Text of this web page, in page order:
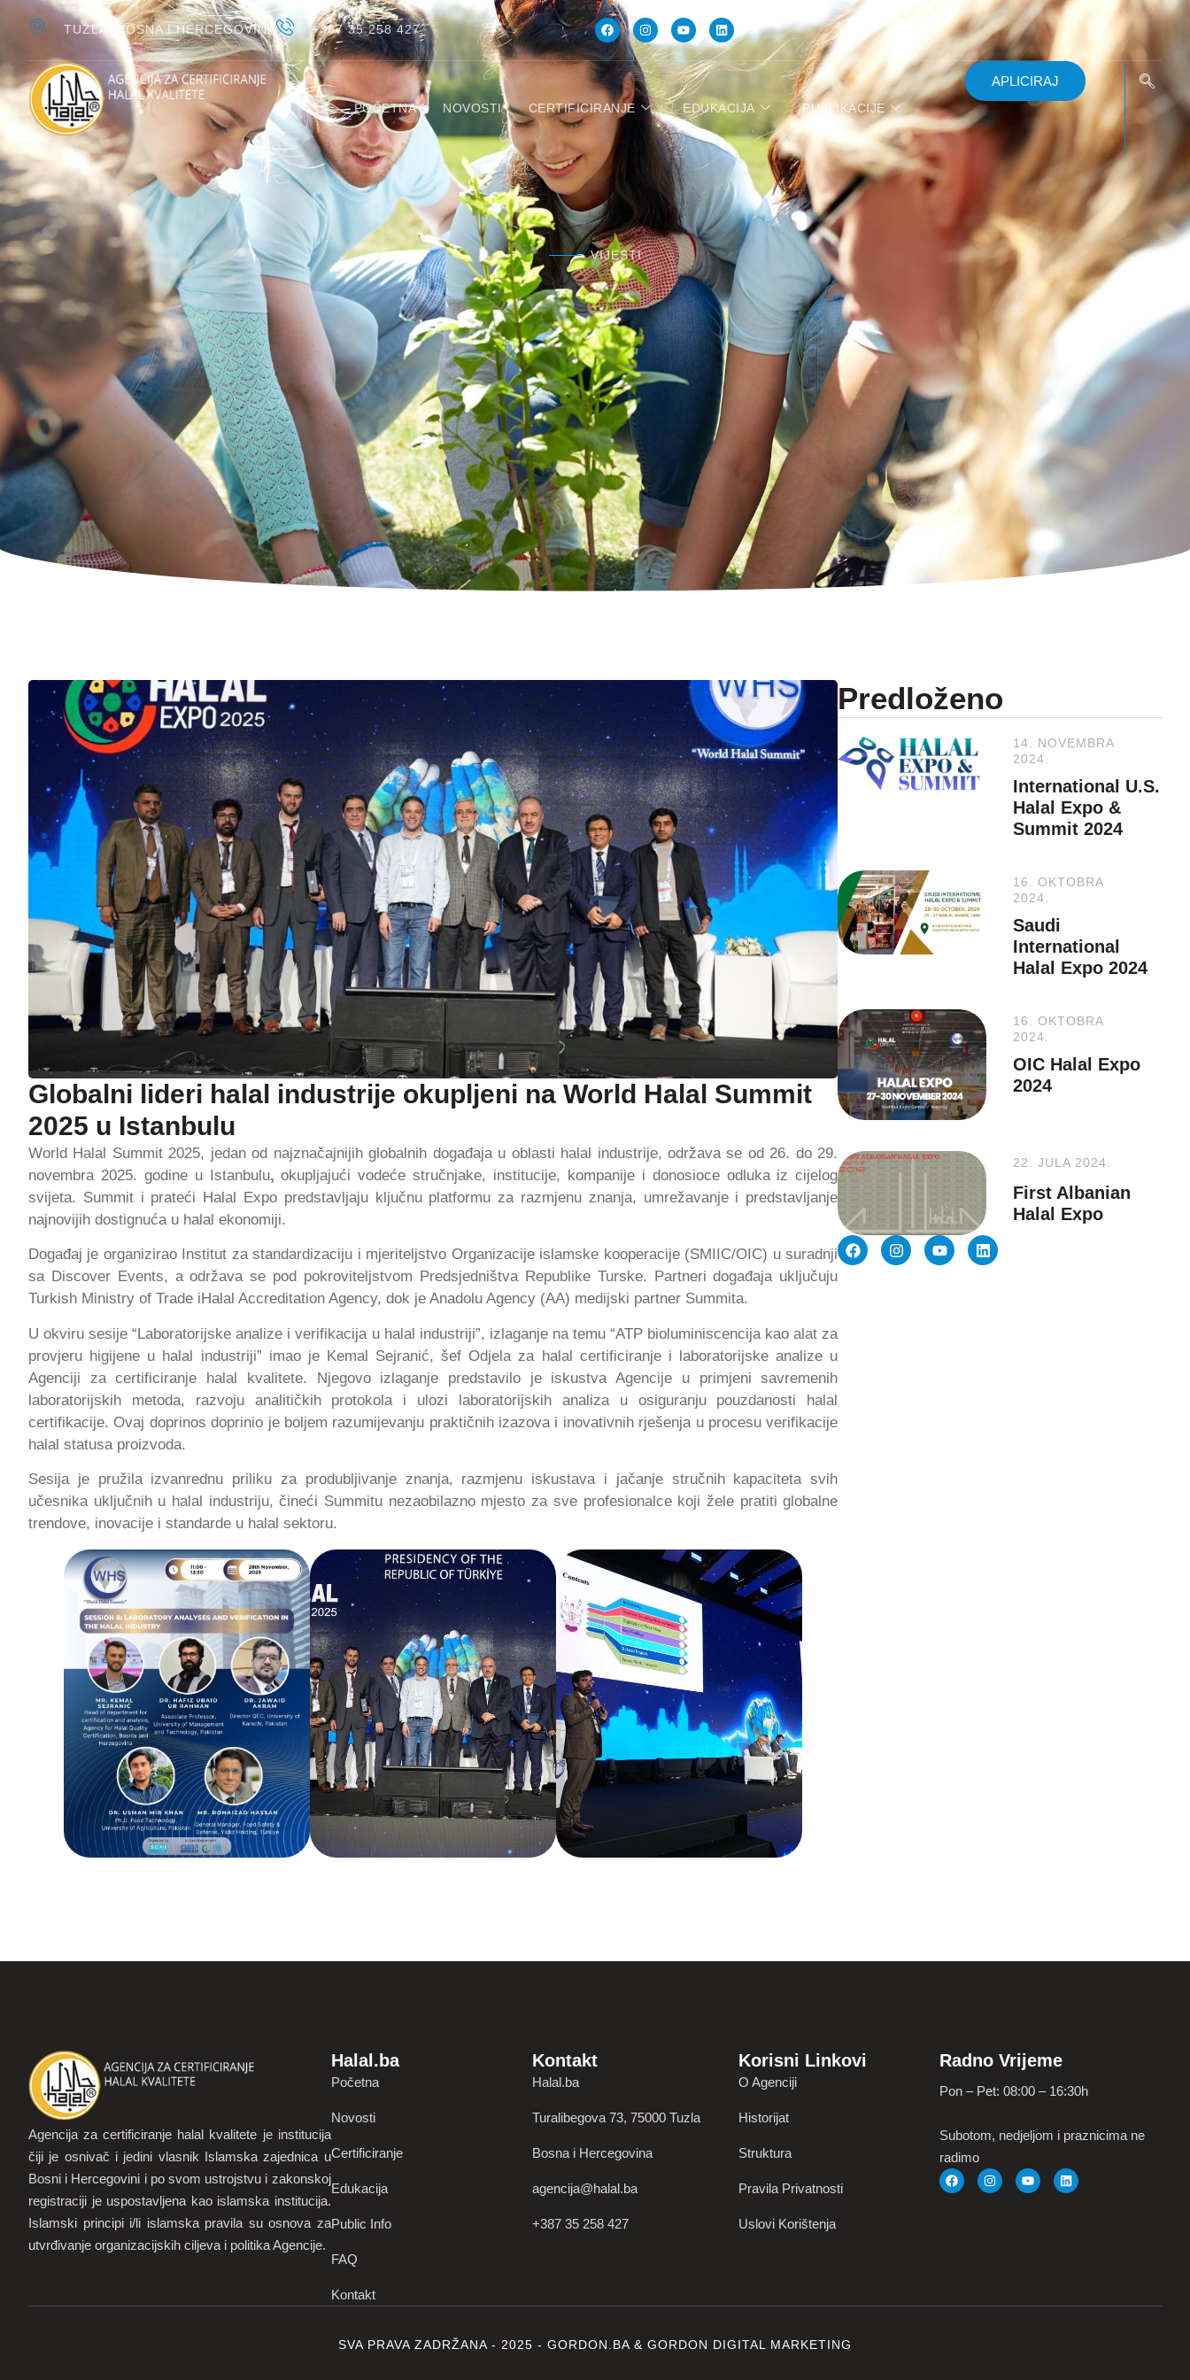
TUZLA, BOSNA I HERCEGOVINA +387 35 258 427
POČETNA NOVOSTI CERTIFICIRANJE EDUKACIJA PUBLIKACIJE
APLICIRAJ
VIJESTI
Globalni lideri halal industrije okupljeni na World Halal Summit
2025 u Istanbulu
World Halal Summit 2025, jedan od najznačajnijih globalnih događaja u oblasti halal industrije, održava se od 26. do 29.
novembra 2025. godine u Istanbulu, okupljajući vodeće stručnjake, institucije, kompanije i donosioce odluka iz cijelog
svijeta. Summit i prateći Halal Expo predstavljaju ključnu platformu za razmjenu znanja, umrežavanje i predstavljanje
najnovijih dostignuća u halal ekonomiji.
Događaj je organizirao Institut za standardizaciju i mjeriteljstvo Organizacije islamske kooperacije (SMIIC/OIC) u suradnji
sa Discover Events, a održava se pod pokroviteljstvom Predsjedništva Republike Turske. Partneri događaja uključuju
Turkish Ministry of Trade iHalal Accreditation Agency, dok je Anadolu Agency (AA) medijski partner Summita.
U okviru sesije “Laboratorijske analize i verifikacija u halal industriji”, izlaganje na temu “ATP bioluminiscencija kao alat za
provjeru higijene u halal industriji” imao je Kemal Sejranić, šef Odjela za halal certificiranje i laboratorijske analize u
Agenciji za certificiranje halal kvalitete. Njegovo izlaganje predstavilo je iskustva Agencije u primjeni savremenih
laboratorijskih metoda, razvoju analitičkih protokola i ulozi laboratorijskih analiza u osiguranju pouzdanosti halal
certifikacije. Ovaj doprinos doprinio je boljem razumijevanju praktičnih izazova i inovativnih rješenja u procesu verifikacije
halal statusa proizvoda.
Sesija je pružila izvanrednu priliku za produbljivanje znanja, razmjenu iskustava i jačanje stručnih kapaciteta svih
učesnika uključnih u halal industriju, čineći Summitu nezaobilazno mjesto za sve profesionalce koji žele pratiti globalne
trendove, inovacije i standarde u halal sektoru.
Predloženo
14. NOVEMBRA
2024.
International U.S.
Halal Expo &
Summit 2024
16. OKTOBRA
2024.
Saudi
International
Halal Expo 2024
16. OKTOBRA
2024.
OIC Halal Expo
2024
22. JULA 2024.
First Albanian
Halal Expo
Agencija za certificiranje halal kvalitete je institucija
čiji je osnivač i jedini vlasnik Islamska zajednica u
Bosni i Hercegovini i po svom ustrojstvu i zakonskoj
registraciji je uspostavljena kao islamska institucija.
Islamski principi i/li islamska pravila su osnova za
utvrđivanje organizacijskih ciljeva i politika Agencije.
Halal.ba
Početna
Novosti
Certificiranje
Edukacija
Public Info
FAQ
Kontakt
Kontakt
Halal.ba
Turalibegova 73, 75000 Tuzla
Bosna i Hercegovina
agencija@halal.ba
+387 35 258 427
Korisni Linkovi
O Agenciji
Historijat
Struktura
Pravila Privatnosti
Uslovi Korištenja
Radno Vrijeme
Pon – Pet: 08:00 – 16:30h
Subotom, nedjeljom i praznicima ne
radimo
SVA PRAVA ZADRŽANA - 2025 - GORDON.BA & GORDON DIGITAL MARKETING